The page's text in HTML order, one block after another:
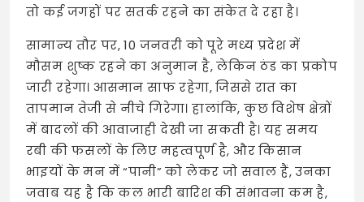
तो कई जगहों पर सतर्क रहने का संकेत दे रहा है।
सामान्य तौर पर, 10 जनवरी को पूरे मध्य प्रदेश में
मौसम शुष्क रहने का अनुमान है, लेकिन ठंड का प्रकोप
जारी रहेगा। आसमान साफ रहेगा, जिससे रात का
तापमान तेजी से नीचे गिरेगा। हालांकि, कुछ विशेष क्षेत्रों
में बादलों की आवाजाही देखी जा सकती है। यह समय
रबी की फसलों के लिए महत्वपूर्ण है, और किसान
भाइयों के मन में “पानी” को लेकर जो सवाल हैं, उनका
जवाब यह है कि कल भारी बारिश की संभावना कम है,